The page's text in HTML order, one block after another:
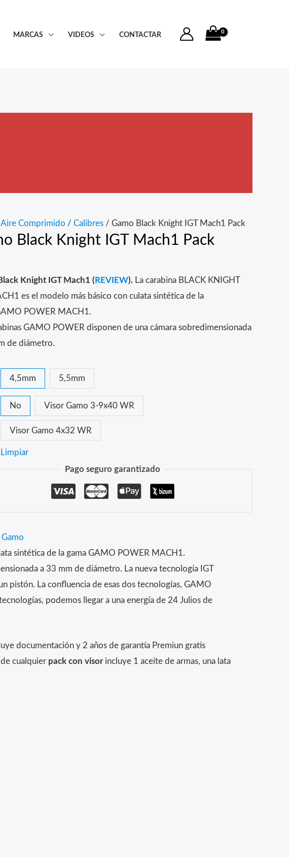
MARCAS VIDEOS CONTACTAR
Aire Comprimido / Calibres / Gamo Black Knight IGT Mach1 Pack
Black Knight IGT Mach1 Pack
Knight IGT Mach1 ( REVIEW). La carabina BLACK KNIGHT
es el modelo más básico con culata sintética de la
POWER MACH1.
GAMO POWER disponen de una cámara sobredimensionada
de diámetro.
4,5mm 5,5mm
No Visor Gamo 3-9x40 WR
Visor Gamo 4x32 WR
Limpiar
Pago seguro garantizado
sintética de la gama GAMO POWER MACH1.
a 33 mm de diámetro. La nueva tecnología IGT
pistón. La confluencia de esas dos tecnologías, GAMO
podemos llegar a una energía de 24 Julios de
documentación y 2 años de garantía Premiun gratis
cualquier pack con visorincluye 1 aceite de armas, una lata